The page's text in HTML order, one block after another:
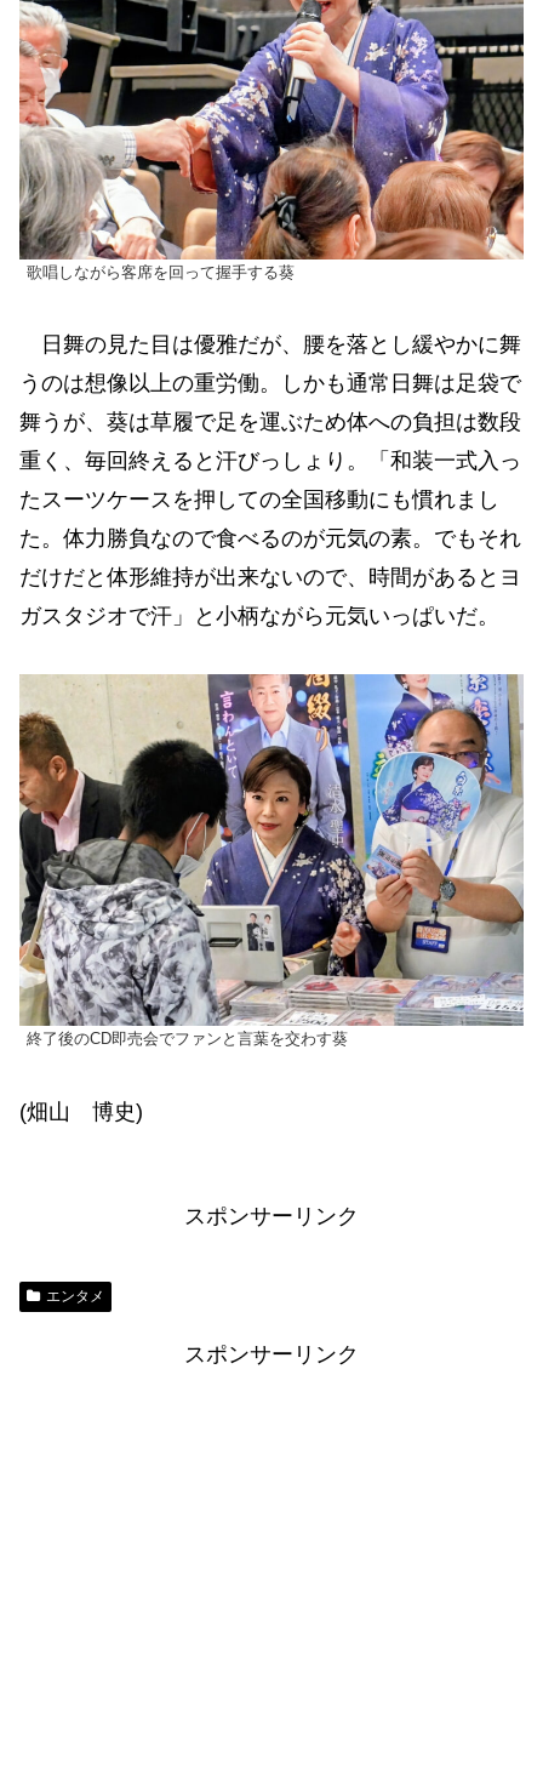
歌唱しながら客席を回って握手する葵
日舞の見た目は優雅だが、腰を落とし緩やかに舞
うのは想像以上の重労働。しかも通常日舞は足袋で
舞うが、葵は草履で足を運ぶため体への負担は数段
重く、毎回終えると汗びっしょり。「和装一式入っ
たスーツケースを押しての全国移動にも慣れまし
た。体力勝負なので食べるのが元気の素。でもそれ
だけだと体形維持が出来ないので、時間があるとヨ
ガスタジオで汗」と小柄ながら元気いっぱいだ。
終了後のCD即売会でファンと言葉を交わす葵
(畑山 博史)
スポンサーリンク
エンタメ
スポンサーリンク